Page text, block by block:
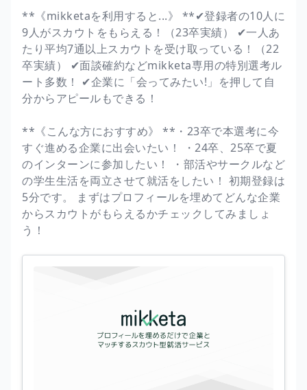
**《mikketaを利用すると...》 **✔︎登録者の10人に
9人がスカウトをもらえる！（23卒実績） ✔︎一人あ
たり平均7通以上スカウトを受け取っている！（22
卒実績） ✔︎面談確約などmikketa専用の特別選考ル
ート多数！ ✔︎企業に「会ってみたい!」を押して自
分からアピールもできる！
**《こんな方におすすめ》 **・23卒で本選考に今
すぐ進める企業に出会いたい！ ・24卒、25卒で夏
のインターンに参加したい！ ・部活やサークルなど
の学生生活を両立させて就活をしたい！ 初期登録は
5分です。 まずはプロフィールを埋めてどんな企業
からスカウトがもらえるかチェックしてみましょ
う！